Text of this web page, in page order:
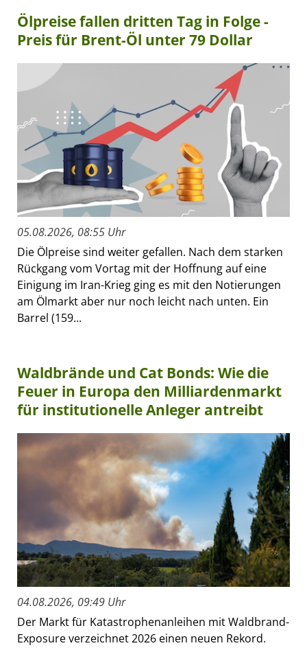
Ölpreise fallen dritten Tag in Folge -
Preis für Brent-Öl unter 79 Dollar
05.08.2026, 08:55 Uhr
Die Ölpreise sind weiter gefallen. Nach dem starken
Rückgang vom Vortag mit der Hoffnung auf eine
Einigung im Iran-Krieg ging es mit den Notierungen
am Ölmarkt aber nur noch leicht nach unten. Ein
Barrel (159...
Waldbrände und Cat Bonds: Wie die
Feuer in Europa den Milliardenmarkt
für institutionelle Anleger antreibt
04.08.2026, 09:49 Uhr
Der Markt für Katastrophenanleihen mit Waldbrand-
Exposure verzeichnet 2026 einen neuen Rekord.